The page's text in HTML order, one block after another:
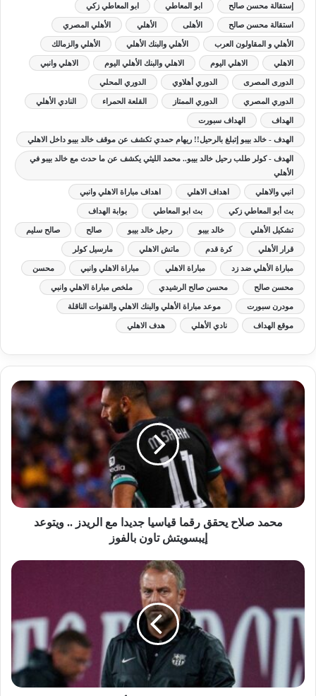
إستقالة محسن صالح ابو المعاطي ابو المعاطي زكي
استقالة محسن صالح الأهلى الأهلي الأهلي المصري
الأهلي و المقاولون العرب الأهلي والبنك الأهلي الأهلي والزمالك
الاهلي الاهلي اليوم الاهلي والبنك الأهلي اليوم الاهلي وانبي
الدورى المصرى الدوري أهلاوي الدوري المحلي
الدوري المصري الدوري الممتاز القلعة الحمراء النادي الأهلي
الهداف الهداف سبورت
الهدف - خالد بيبو إتبلغ بالرحيل!! ريهام حمدي تكشف عن موقف خالد بيبو داخل الاهلي
الهدف - كولر طلب رحيل خالد بيبو.. محمد الليثي يكشف عن ما حدث مع خالد بيبو في
الأهلي
انبي والاهلي اهداف الاهلي اهداف مباراة الاهلي وانبي
بث أبو المعاطي زكي بث ابو المعاطي بوابة الهداف
تشكيل الأهلي خالد بيبو رحيل خالد بيبو صالح صالح سليم
قرار الأهلي كرة قدم ماتش الاهلي مارسيل كولر
مباراة الأهلي ضد زد مباراة الاهلي مباراة الاهلي وانبي محسن
محسن صالح محسن صالح الرشيدي ملخص مباراة الاهلي وانبي
مودرن سبورت موعد مباراة الأهلي والبنك الاهلي والقنوات الناقلة
موقع الهداف نادي الأهلي هدف الاهلي
محمد صلاح يحقق رقما قياسيا جديدا مع الريدز .. ويتوعد
إيبسويتش تاون بالفوز